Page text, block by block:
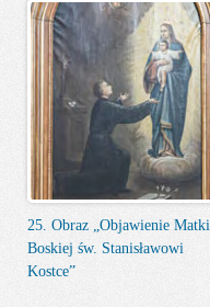
25. Obraz „Objawienie Matki
Boskiej św. Stanisławowi
Kostce”